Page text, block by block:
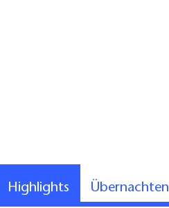
Highlights Übernachten